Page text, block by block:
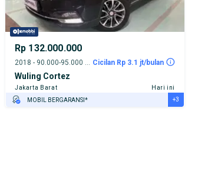
Rp 132.000.000
Cicilan Rp 3.1 jt/bulan
Wuling Cortez
Jakarta Barat
Hari ini
MOBIL BERGARANSI*
+3